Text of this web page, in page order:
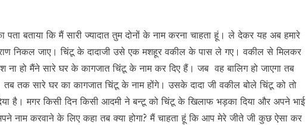
बताया कि मैं सारी ज्यादात तुम दोनों के नाम करना चाहता हूं। ले देकर यह अब हमारे
निकल जाए। चिंटू के दादाजी उसे एक मशहूर वकील के पास ले गए। वकील से मिलकर
ना हो मैंने सारे घर के कागजात चिंटू के नाम कर दिए हैं। जब वह बालिग हो जाएगा तब
तब तक सारे घर का कागजात चिंटू के नाम होंगे। उसके दादा जी वकील बोले चिंटू को तो
है। मगर किसी दिन किसी आदमी ने बन्टू को चिंटू के खिलाफ भड़का दिया और अपने भाई
नाम करवाने के लिए कहा तब क्या होगा? मैं चाहता हूं कि आप मेरे जीते जी कुछ ऐसा कर